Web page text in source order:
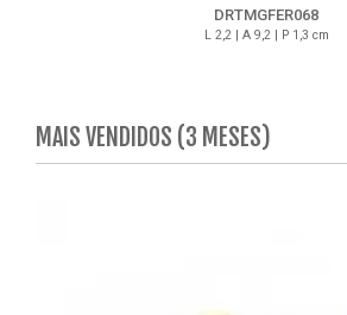
DRTMGFER068
L 2,2 | A 9,2 | P 1,3 cm
MAIS VENDIDOS (3 MESES)